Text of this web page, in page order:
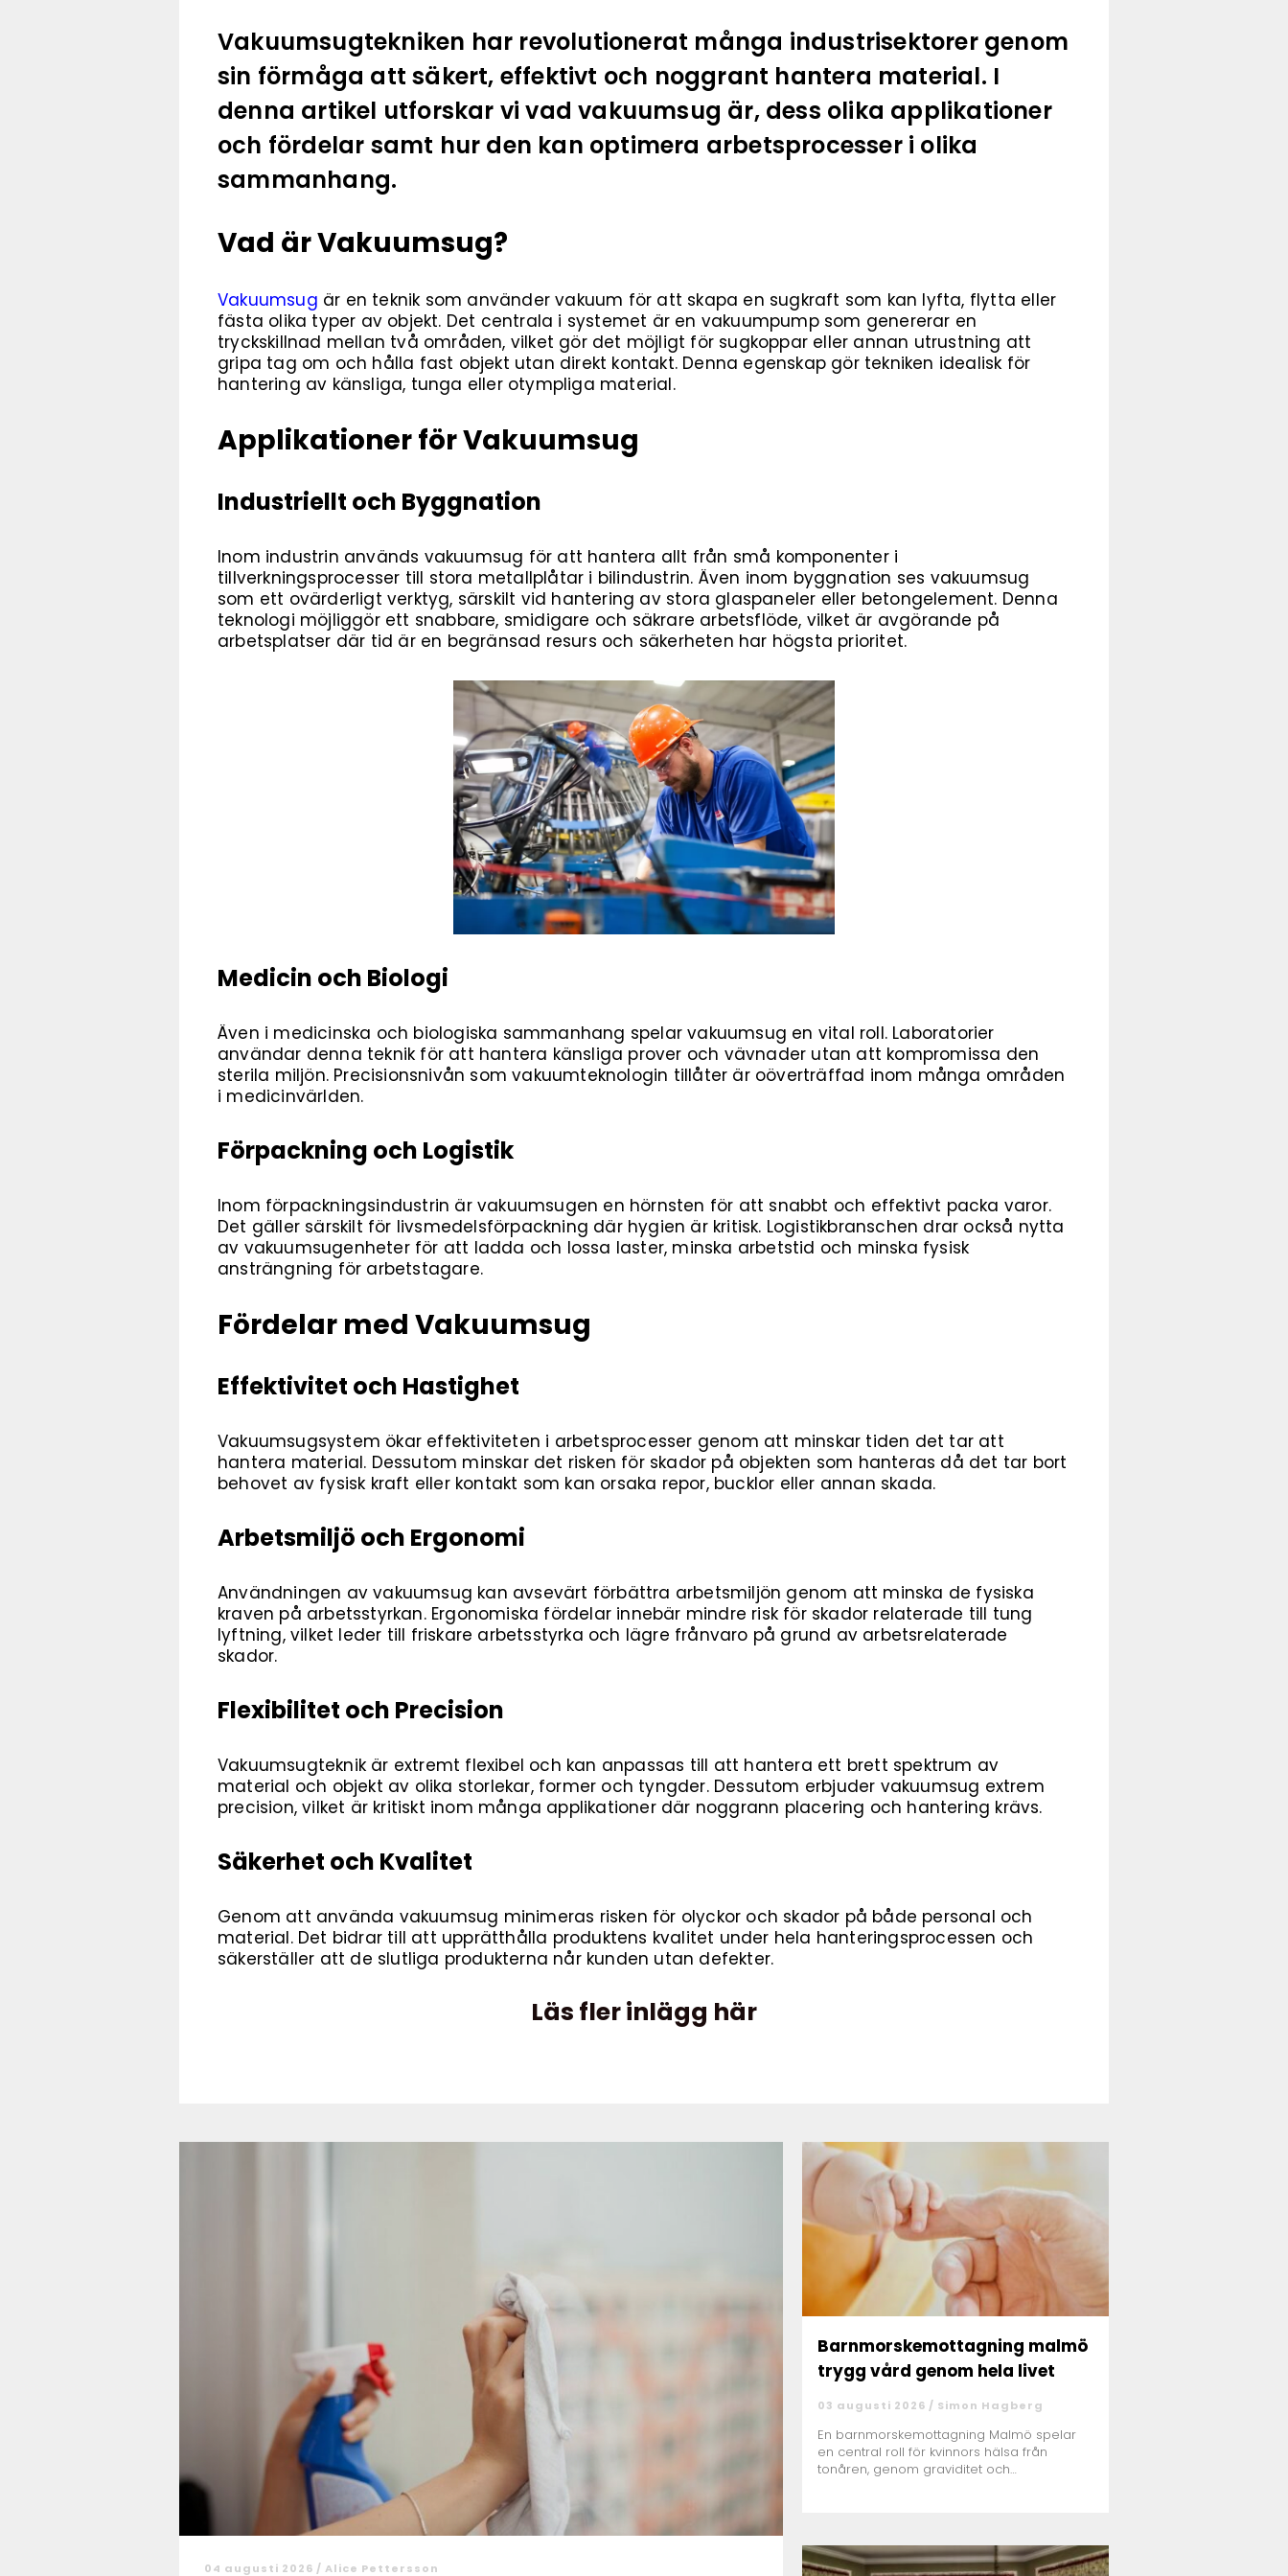
Vakuumsugtekniken har revolutionerat många industrisektorer genom
sin förmåga att säkert, effektivt och noggrant hantera material. I
denna artikel utforskar vi vad vakuumsug är, dess olika applikationer
och fördelar samt hur den kan optimera arbetsprocesser i olika
sammanhang.
Vad är Vakuumsug?
Vakuumsug är en teknik som använder vakuum för att skapa en sugkraft som kan lyfta, flytta eller
fästa olika typer av objekt. Det centrala i systemet är en vakuumpump som genererar en
tryckskillnad mellan två områden, vilket gör det möjligt för sugkoppar eller annan utrustning att
gripa tag om och hålla fast objekt utan direkt kontakt. Denna egenskap gör tekniken idealisk för
hantering av känsliga, tunga eller otympliga material.
Applikationer för Vakuumsug
Industriellt och Byggnation
Inom industrin används vakuumsug för att hantera allt från små komponenter i
tillverkningsprocesser till stora metallplåtar i bilindustrin. Även inom byggnation ses vakuumsug
som ett ovärderligt verktyg, särskilt vid hantering av stora glaspaneler eller betongelement. Denna
teknologi möjliggör ett snabbare, smidigare och säkrare arbetsflöde, vilket är avgörande på
arbetsplatser där tid är en begränsad resurs och säkerheten har högsta prioritet.
Medicin och Biologi
Även i medicinska och biologiska sammanhang spelar vakuumsug en vital roll. Laboratorier
användar denna teknik för att hantera känsliga prover och vävnader utan att kompromissa den
sterila miljön. Precisionsnivån som vakuumteknologin tillåter är oöverträffad inom många områden
i medicinvärlden.
Förpackning och Logistik
Inom förpackningsindustrin är vakuumsugen en hörnsten för att snabbt och effektivt packa varor.
Det gäller särskilt för livsmedelsförpackning där hygien är kritisk. Logistikbranschen drar också nytta
av vakuumsugenheter för att ladda och lossa laster, minska arbetstid och minska fysisk
ansträngning för arbetstagare.
Fördelar med Vakuumsug
Effektivitet och Hastighet
Vakuumsugsystem ökar effektiviteten i arbetsprocesser genom att minskar tiden det tar att
hantera material. Dessutom minskar det risken för skador på objekten som hanteras då det tar bort
behovet av fysisk kraft eller kontakt som kan orsaka repor, bucklor eller annan skada.
Arbetsmiljö och Ergonomi
Användningen av vakuumsug kan avsevärt förbättra arbetsmiljön genom att minska de fysiska
kraven på arbetsstyrkan. Ergonomiska fördelar innebär mindre risk för skador relaterade till tung
lyftning, vilket leder till friskare arbetsstyrka och lägre frånvaro på grund av arbetsrelaterade
skador.
Flexibilitet och Precision
Vakuumsugteknik är extremt flexibel och kan anpassas till att hantera ett brett spektrum av
material och objekt av olika storlekar, former och tyngder. Dessutom erbjuder vakuumsug extrem
precision, vilket är kritiskt inom många applikationer där noggrann placering och hantering krävs.
Säkerhet och Kvalitet
Genom att använda vakuumsug minimeras risken för olyckor och skador på både personal och
material. Det bidrar till att upprätthålla produktens kvalitet under hela hanteringsprocessen och
säkerställer att de slutliga produkterna når kunden utan defekter.
Läs fler inlägg här
04 augusti 2026 / Alice Pettersson
Barnmorskemottagning malmö
trygg vård genom hela livet
03 augusti 2026 / Simon Hagberg
En barnmorskemottagning Malmö spelar
en central roll för kvinnors hälsa från
tonåren, genom graviditet och